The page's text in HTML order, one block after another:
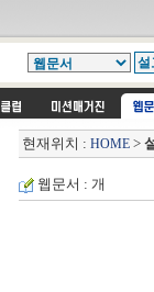
현재위치 : HOME >
웹문서 : 개